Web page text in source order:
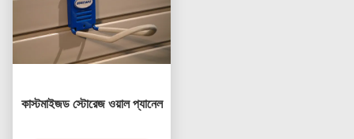
কাস্টমাইজড স্টোরেজ ওয়াল প্যানেল